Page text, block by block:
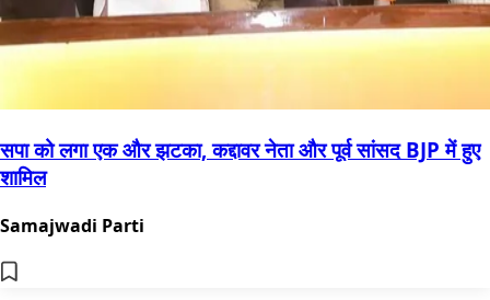
सपा को लगा एक और झटका, कद्दावर नेता और पूर्व सांसद BJP में हुए
शामिल
Samajwadi Parti